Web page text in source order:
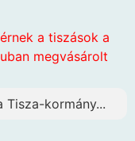
a tiszások a
megvásárolt
kormány...